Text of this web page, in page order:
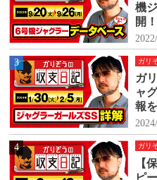
機
開
0日
3 ガリ
ガ
ャ
報
年1
(月)
4 ガリ
【
ピ